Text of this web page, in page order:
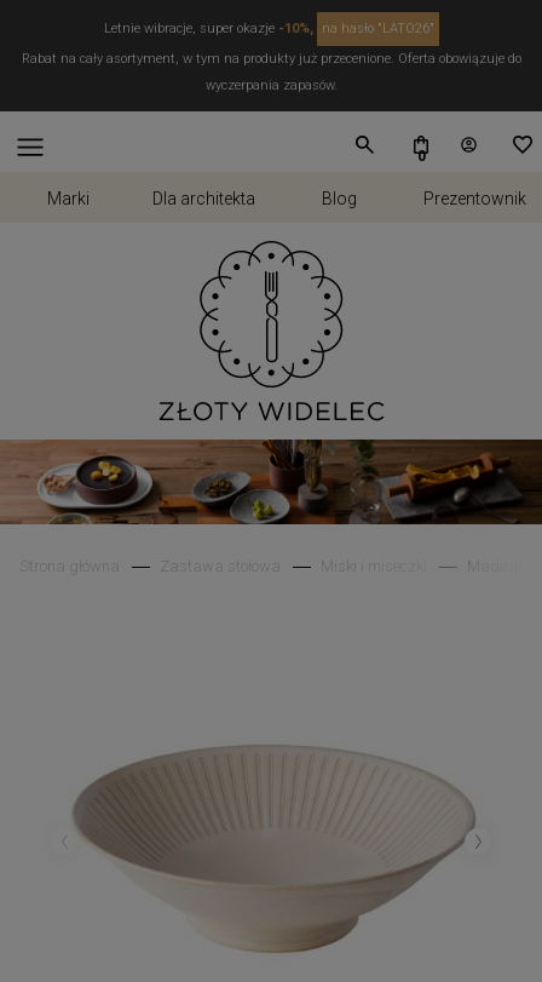
Letnie wibracje, super okazje -10%,
na hasło "LATO26"
Rabat na cały asortyment, w tym na produkty już przecenione. Oferta obowiązuje do
wyczerpania zapasów.
Marki Dla architekta Blog Prezentownik
Strona główna Zastawa stołowa Miski i miseczki Made in